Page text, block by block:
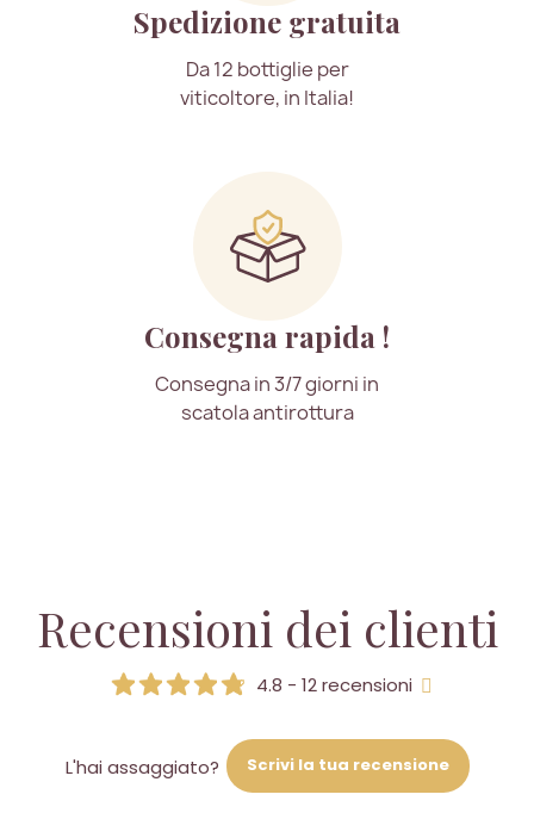
Spedizione gratuita
Da 12 bottiglie per
viticoltore, in Italia!
Consegna rapida !
Consegna in 3/7 giorni in
scatola antirottura
Recensioni dei clienti
4.8 - 12 recensioni
L'hai assaggiato? Scrivi la tua recensione